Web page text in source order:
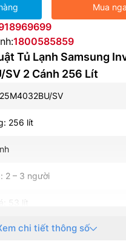
Mua
1800585859
Tủ Lạnh Samsung
2 Cánh 256 Lít
SV
256 lít
2 – 3 người
53 lít
203 lít
chi tiết thông số